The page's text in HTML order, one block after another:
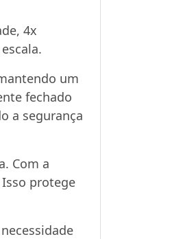
4x
um
fechado
a segurança
Com a
protege